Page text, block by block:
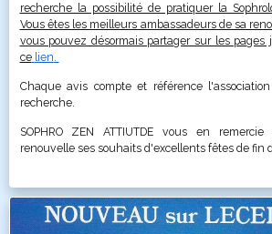
recherche la possibilité de pratiquer la
Vous êtes les meilleurs ambassadeurs de sa
vous pouvez désormais partager sur les
ce lien.
Chaque avis compte et référence
recherche.
SOPHRO ZEN ATTIUTDE vous en
renouvelle ses souhaits d'excellents fêtes de fin